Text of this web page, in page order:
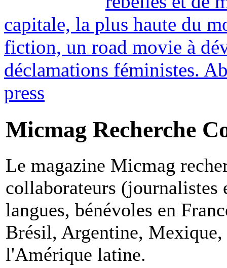
capitale, la plus haute du
fiction, un road movie à
déclamations féministes.
press
Micmag Recherche
Le magazine Micmag
collaborateurs (journalistes
langues, bénévoles en
Brésil, Argentine, Mexique,
l'Amérique latine.